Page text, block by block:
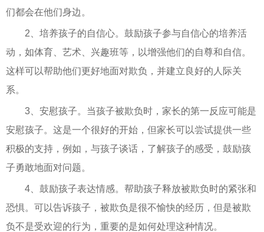
们都会在他们身边。
2、培养孩子的自信心。鼓励孩子参与自信心的培养活
动，如体育、艺术、兴趣班等，以增强他们的自尊和自信。
这样可以帮助他们更好地面对欺负，并建立良好的人际关
系。
3、安慰孩子。当孩子被欺负时，家长的第一反应可能是
安慰孩子。这是一个很好的开始，但家长可以尝试提供一些
积极的支持，例如，与孩子谈话，了解孩子的感受，鼓励孩
子勇敢地面对问题。
4、鼓励孩子表达情感。帮助孩子释放被欺负时的紧张和
恐惧。可以告诉孩子，被欺负是很不愉快的经历，但是被欺
负不是受欢迎的行为，重要的是如何处理这种情况。